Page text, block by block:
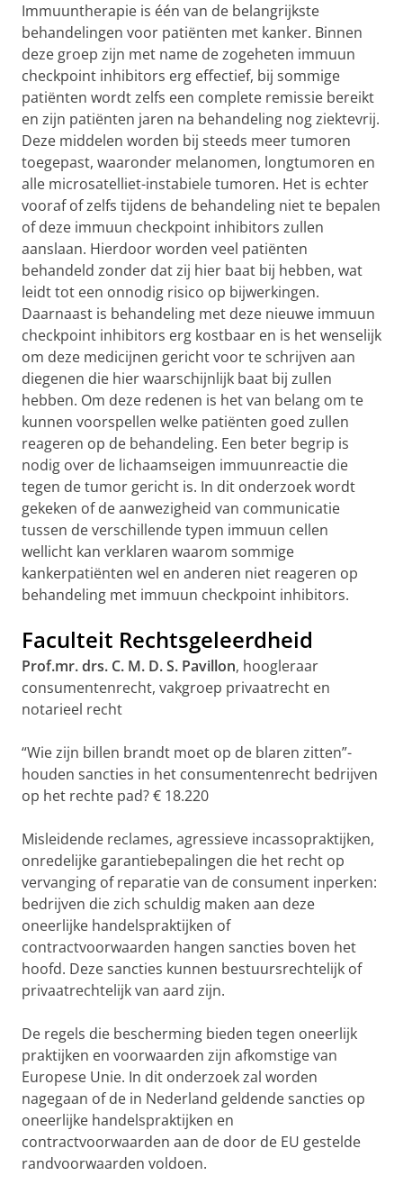
Immuuntherapie is één van de belangrijkste
behandelingen voor patiënten met kanker. Binnen
deze groep zijn met name de zogeheten immuun
checkpoint inhibitors erg effectief, bij sommige
patiënten wordt zelfs een complete remissie bereikt
en zijn patiënten jaren na behandeling nog ziektevrij.
Deze middelen worden bij steeds meer tumoren
toegepast, waaronder melanomen, longtumoren en
alle microsatelliet-instabiele tumoren. Het is echter
vooraf of zelfs tijdens de behandeling niet te bepalen
of deze immuun checkpoint inhibitors zullen
aanslaan. Hierdoor worden veel patiënten
behandeld zonder dat zij hier baat bij hebben, wat
leidt tot een onnodig risico op bijwerkingen.
Daarnaast is behandeling met deze nieuwe immuun
checkpoint inhibitors erg kostbaar en is het wenselijk
om deze medicijnen gericht voor te schrijven aan
diegenen die hier waarschijnlijk baat bij zullen
hebben. Om deze redenen is het van belang om te
kunnen voorspellen welke patiënten goed zullen
reageren op de behandeling. Een beter begrip is
nodig over de lichaamseigen immuunreactie die
tegen de tumor gericht is. In dit onderzoek wordt
gekeken of de aanwezigheid van communicatie
tussen de verschillende typen immuun cellen
wellicht kan verklaren waarom sommige
kankerpatiënten wel en anderen niet reageren op
behandeling met immuun checkpoint inhibitors.
Faculteit Rechtsgeleerdheid
Prof.mr. drs. C. M. D. S. Pavillon, hoogleraar
consumentenrecht, vakgroep privaatrecht en
notarieel recht
“Wie zijn billen brandt moet op de blaren zitten”-
houden sancties in het consumentenrecht bedrijven
op het rechte pad? € 18.220
Misleidende reclames, agressieve incassopraktijken,
onredelijke garantiebepalingen die het recht op
vervanging of reparatie van de consument inperken:
bedrijven die zich schuldig maken aan deze
oneerlijke handelspraktijken of
contractvoorwaarden hangen sancties boven het
hoofd. Deze sancties kunnen bestuursrechtelijk of
privaatrechtelijk van aard zijn.
De regels die bescherming bieden tegen oneerlijk
praktijken en voorwaarden zijn afkomstige van
Europese Unie. In dit onderzoek zal worden
nagegaan of de in Nederland geldende sancties op
oneerlijke handelspraktijken en
contractvoorwaarden aan de door de EU gestelde
randvoorwaarden voldoen.